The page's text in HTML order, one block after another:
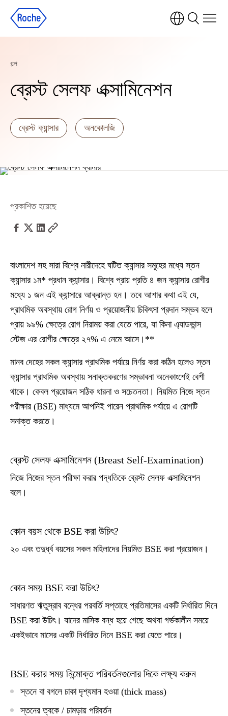
গল্প
ব্রেস্ট সেলফ এক্সামিনেশন
ব্রেস্ট ক্যান্সার অনকোলজি
প্রকাশিত হয়েছে
বাংলাদেশ সহ সারা বিশ্বে নারীদেহে ঘটিত ক্যান্সার সমূহের মধ্যে স্তন
ক্যান্সার ১ম* প্রধান ক্যান্সার। বিশ্বে প্রায় প্রতি ৪ জন ক্যান্সার রোগীর
মধ্যে ১ জন এই ক্যান্সারে আক্রান্ত হন। তবে আশার কথা এই যে,
প্রাথমিক অবস্থায় রোগ নির্ণয় ও প্রয়োজনীয় চিকিৎসা প্রদান সম্ভব হলে
প্রায় ৯৯% ক্ষেত্রে রোগ নিরাময় করা যেতে পারে, যা কিনা এ্যাডভান্স
স্টেজ এর রোগীর ক্ষেত্রে ২৭% এ নেমে আসে।**
মানব দেহের সকল ক্যান্সার প্রাথমিক পর্যায়ে নির্ণয় করা কঠিন হলেও স্তন
ক্যান্সার প্রাথমিক অবস্থায় সনাক্তকরণের সম্ভাবনা অনেকাংশেই বেশী
থাকে। কেবল প্রয়োজন সঠিক ধারনা ও সচেতনতা। নিয়মিত নিজে স্তন
পরীক্ষার (BSE) মাধ্যমে আপনিই পারেন প্রাথমিক পর্যায়ে এ রোগটি
সনাক্ত করতে।
ব্রেস্ট সেলফ এক্সামিনেশন (Breast Self-Examination)
নিজে নিজের স্তন পরীক্ষা করার পদ্ধতিকে ব্রেস্ট সেলফ এক্সামিনেশন
বলে।
কোন বয়স থেকে BSE করা উচিৎ?
২০ এবং তদুর্ধ্ব বয়সের সকল মহিলাদের নিয়মিত BSE করা প্রয়োজন।
কোন সময় BSE করা উচিৎ?
সাধারণত ঋতুস্রাব বন্ধের পরবর্তি সপ্তাহে প্রতিমাসের একটি নির্ধারিত দিনে
BSE করা উচিৎ। যাদের মাসিক বন্ধ হয়ে গেছে অথবা গর্ভকালীন সময়ে
একইভাবে মাসের একটি নির্ধারিত দিনে BSE করা যেতে পারে।
BSE করার সময় নিন্মোক্ত পরিবর্তনগুলোর দিকে লক্ষ্য করুন
স্তনে বা বগলে চাকা দৃশ্যমান হওয়া (thick mass)
স্তনের ত্বকে / চামড়ায় পরিবর্তন